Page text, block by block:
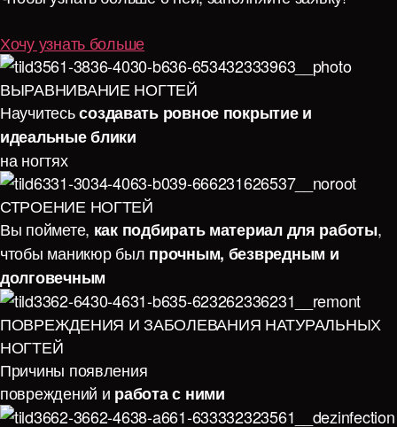
Хочу узнать больше
ВЫРАВНИВАНИЕ НОГТЕЙ
Научитесьсоздавать ровное покрытие и
идеальные блики
на ногтях
СТРОЕНИЕ НОГТЕЙ
Вы поймете, как подбирать материал для работы,
чтобы маникюр был прочным, безвредным и
долговечным
ПОВРЕЖДЕНИЯ И ЗАБОЛЕВАНИЯ НАТУРАЛЬНЫХ
НОГТЕЙ
Причины появления
повреждений и работа с ними